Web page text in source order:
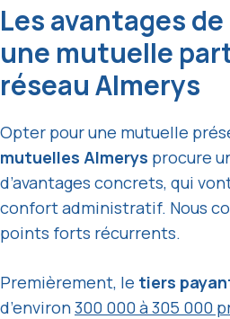
Les avantages
une mutuelle
réseau Almerys
Opter pour une mutuelle
mutuelles Almerys procure
d’avantages concrets, qui
confort administratif. Nous
points forts récurrents.
Premièrement, le tiers
d’environ300 000 à 305 000